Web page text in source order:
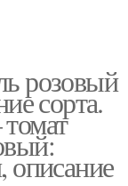
розовый
сорта.
описание